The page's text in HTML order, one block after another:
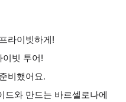
라이빗하게!
빗 투어!
비했어요.
드와 만드는 바르셀로나에